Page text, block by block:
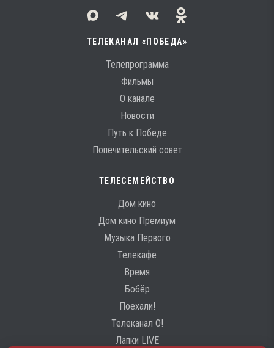
ТЕЛЕКАНАЛ «ПОБЕДА»
Телепрограмма
Фильмы
О канале
Новости
Путь к Победе
Попечительский совет
ТЕЛЕСЕМЕЙСТВО
Дом кино
Дом кино Премиум
Музыка Первого
Телекафе
Время
Бобёр
Поехали!
Телеканал О!
Лапки LIVE